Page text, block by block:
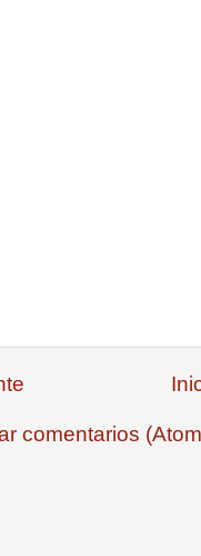
comentarios